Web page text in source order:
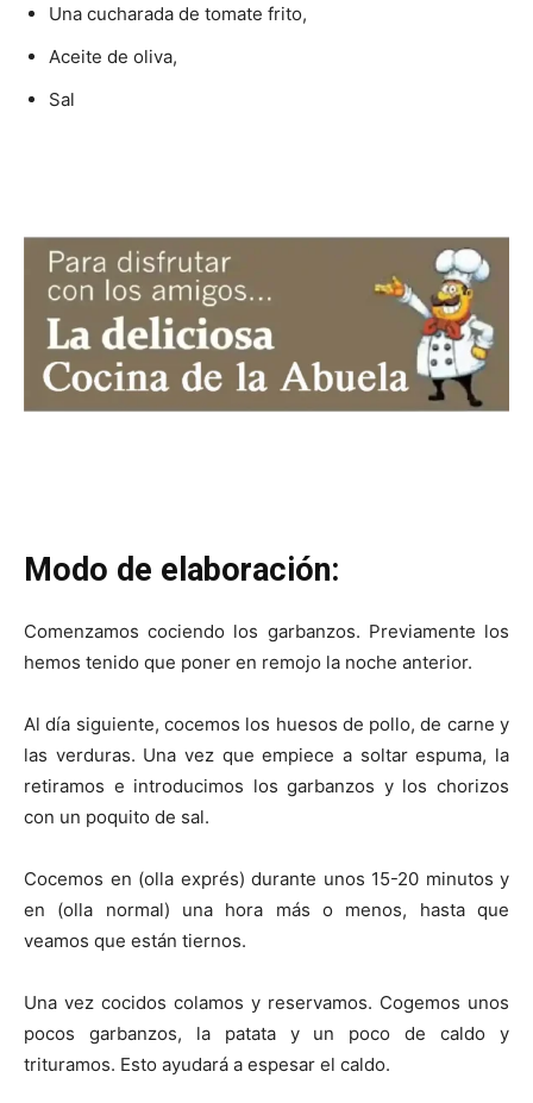
Una cucharada de tomate frito,
Aceite de oliva,
Sal
Modo de elaboración:
Comenzamos cociendo los garbanzos. Previamente los
hemos tenido que poner en remojo la noche anterior.
Al día siguiente, cocemos los huesos de pollo, de carne y
las verduras. Una vez que empiece a soltar espuma, la
retiramos e introducimos los garbanzos y los chorizos
con un poquito de sal.
Cocemos en (olla exprés) durante unos 15-20 minutos y
en (olla normal) una hora más o menos, hasta que
veamos que están tiernos.
Una vez cocidos colamos y reservamos. Cogemos unos
pocos garbanzos, la patata y un poco de caldo y
trituramos. Esto ayudará a espesar el caldo.